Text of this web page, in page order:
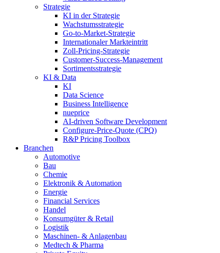
Strategie
KI in der Strategie
Wachstumsstrategie
Go-to-Market-Strategie
Internationaler Markteintritt
Zoll-Pricing-Strategie
Customer-Success-Management
Sortimentsstrategie
KI & Data
KI
Data Science
Business Intelligence
nueprice
AI-driven Software Development
Configure-Price-Quote (CPQ)
R&P Pricing Toolbox
Branchen
Automotive
Bau
Chemie
Elektronik & Automation
Energie
Financial Services
Handel
Konsumgüter & Retail
Logistik
Maschinen- & Anlagenbau
Medtech & Pharma